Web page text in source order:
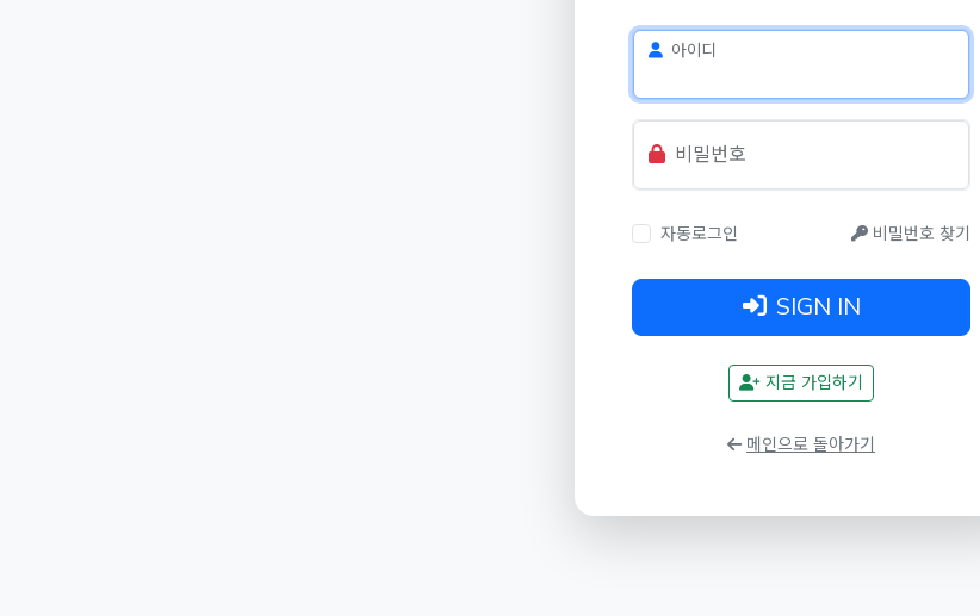
아이디
비밀번호
자동로그인 비밀번호 찾기
SIGN IN
지금 가입하기
메인으로 돌아가기